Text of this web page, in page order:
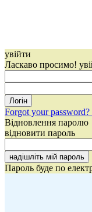
увійти
Ласкаво просимо!
Forgot your password?
Відновлення паролю
відновити пароль
Пароль буде по